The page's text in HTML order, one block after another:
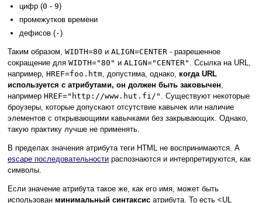
цифр (0 - 9)
промежутков времени
дефисов (-)
Таким образом, WIDTH=80 и ALIGN=CENTER - разрешенное
сокращение для WIDTH="80" и ALIGN="CENTER" . Ссылка на URL,
например, HREF=foo.htm, допустима, однако, когда URL
используется с атрибутами, он должен быть заковычен,
например HREF="http://www.hut.fi/" . Существуют некоторые
броузеры, которые допускают отсутствие кавычек или наличие
элементов с открывающими кавычками без закрывающих. Однако,
такую практику лучше не применять.
В пределах значения атрибута теги HTML не воспринимаются. А
escape последовательности распознаются и интерпретируются, как
символы.
Если значение атрибута такое же, как его имя, может быть
использован минимальный синтаксис атрибута. То есть <UL